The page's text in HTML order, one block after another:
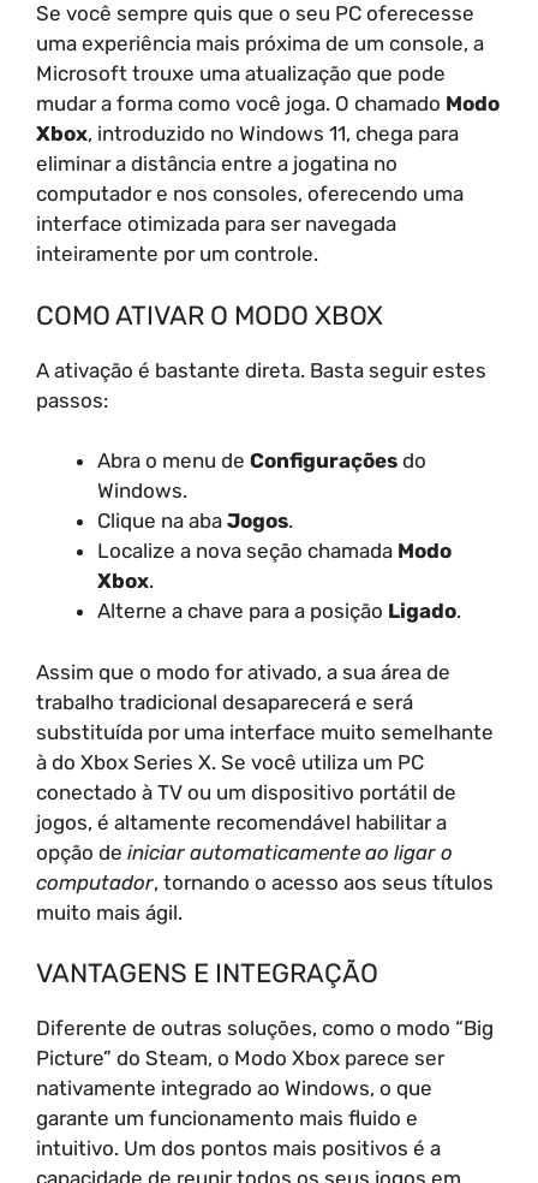
Se você sempre quis que o seu PC oferecesse
uma experiência mais próxima de um console, a
Microsoft trouxe uma atualização que pode
mudar a forma como você joga. O chamado Modo
Xbox, introduzido no Windows 11, chega para
eliminar a distância entre a jogatina no
computador e nos consoles, oferecendo uma
interface otimizada para ser navegada
inteiramente por um controle.
COMO ATIVAR O MODO XBOX
A ativação é bastante direta. Basta seguir estes
passos:
Abra o menu de Configurações do
Windows.
Clique na aba Jogos.
Localize a nova seção chamada Modo
Xbox.
Alterne a chave para a posição Ligado.
Assim que o modo for ativado, a sua área de
trabalho tradicional desaparecerá e será
substituída por uma interface muito semelhante
à do Xbox Series X. Se você utiliza um PC
conectado à TV ou um dispositivo portátil de
jogos, é altamente recomendável habilitar a
opção de iniciar automaticamente ao ligar o
computador, tornando o acesso aos seus títulos
muito mais ágil.
VANTAGENS E INTEGRAÇÃO
Diferente de outras soluções, como o modo “Big
Picture” do Steam, o Modo Xbox parece ser
nativamente integrado ao Windows, o que
garante um funcionamento mais fluido e
intuitivo. Um dos pontos mais positivos é a
capacidade de reunir todos os seus jogos em